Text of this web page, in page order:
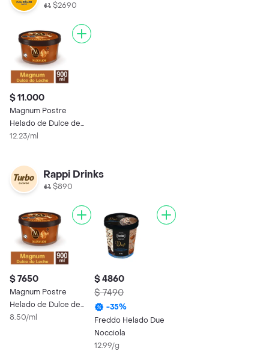
$2690
$ 11.000
Magnum Postre
Helado de Dulce de
Leche
12.23/ml
Rappi Drinks
$890
$ 7650
Magnum Postre
Helado de Dulce de
Leche
8.50/ml
$ 4860
$ 7490
-35%
Freddo Helado Due
Nocciola
12.99/g